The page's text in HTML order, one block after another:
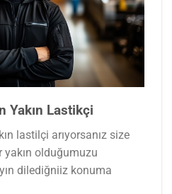
Yakın Lastikçi
lastilçi arıyorsanız size
olduğumuzu
dilediğniiz konuma